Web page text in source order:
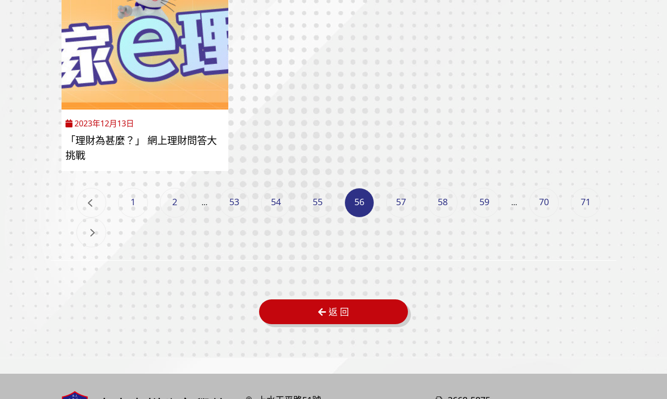
2023年12月13日
「理財為甚麼？」 網上理財問答大
挑戰
1 2 ... 53 54 55 56 57 58 59 ... 70 71
返 回